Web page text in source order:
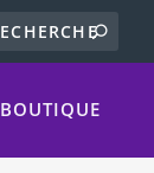
BOUTIQUE